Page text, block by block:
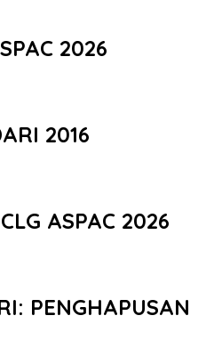
2026
2016
ASPAC 2026
PENGHAPUSAN